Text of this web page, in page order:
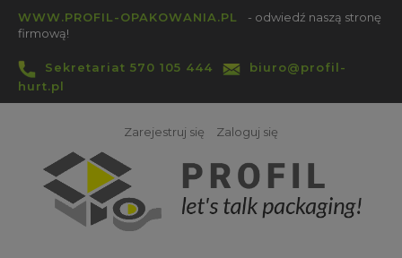
WWW.PROFIL-OPAKOWANIA.PL
- odwiedź naszą stronę
firmową!
Sekretariat 570 105 444
biuro@profil-
hurt.pl
Zarejestruj się Zaloguj się